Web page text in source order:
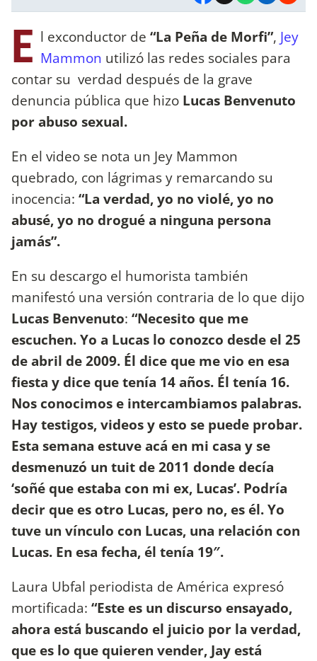
E l exconductor de “La Peña de Morfi”, Jey
Mammon utilizó las redes sociales para
contar su verdad después de la grave
denuncia pública que hizo Lucas Benvenuto
por abuso sexual.
En el video se nota un Jey Mammon
quebrado, con lágrimas y remarcando su
inocencia: “La verdad, yo no violé, yo no
abusé, yo no drogué a ninguna persona
jamás”.
En su descargo el humorista también
manifestó una versión contraria de lo que dijo
Lucas Benvenuto: “Necesito que me
escuchen. Yo a Lucas lo conozco desde el 25
de abril de 2009. Él dice que me vio en esa
fiesta y dice que tenía 14 años. Él tenía 16.
Nos conocimos e intercambiamos palabras.
Hay testigos, videos y esto se puede probar.
Esta semana estuve acá en mi casa y se
desmenuzó un tuit de 2011 donde decía
‘soñé que estaba con mi ex, Lucas’. Podría
decir que es otro Lucas, pero no, es él. Yo
tuve un vínculo con Lucas, una relación con
Lucas. En esa fecha, él tenía 19″.
Laura Ubfal periodista de América expresó
mortificada: “Este es un discurso ensayado,
ahora está buscando el juicio por la verdad,
que es lo que quieren vender, Jay está